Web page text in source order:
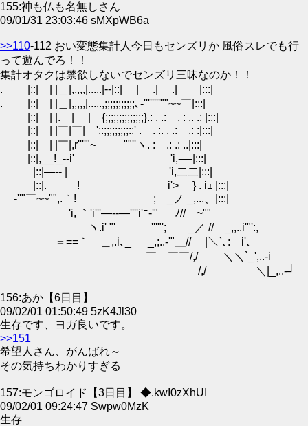
155:神も仏も名無しさん
09/01/31 23:03:46 sMXpWB6a
>>110-112 おい変態集計人今日もセンズリか 風俗スレでも行
って遊んでろ！！
集計オタクは禁欲しないでセンズリ三昧なのか！！
. |::| | |＿|,,,,,|.....|--|::| | .| .| |:::|
. |::| | |＿|,,,,,|.....,;;;;;;;;;;;､‐''''''''""~~￣|:::|
|::| | |. | | {;;;;;;;;;;;;;;}.: . .: . : .. .: |:::|
|::| | |￣|￣| '::;;;;;;;;;::' . . :. . .: .: :|:::|
|::| | |￣|,r''''"~ ""''ヽ. : .: .: ..|:::|
|::|,__!_--i' 'i,-―|:::|
|::|―-- | 'i,二二|:::|
|::|. ! i'> } . iｭ |:::|
-''"￣~~"",.｀! ; _ノ _,...、|:::|
'i, ｀'i'''―--―''''i'ﾆ-'" ﾉ//￣~""
ヽ.i' "' '''"'; _／ // _,,..i'"':,
＝==｀ゝ＿,.i､_ _,;..-'"＿// |＼`､: i'､
￣ ￣￣/,/ ＼＼`_',..-i
/,/ ＼|_,..-┘
156:あか【6日目】
09/02/01 01:50:49 5zK4Jl30
生存です、ヨガ良いです。
>>151
希望人さん、がんばれ～
その気持ちわかりすぎる
157:モンゴロイド【3日目】 ◆.kwI0zXhUI
09/02/01 09:24:47 Swpw0MzK
生存